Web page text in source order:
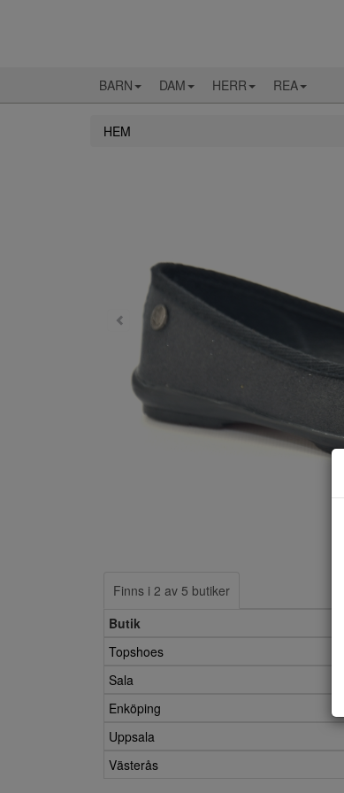
BARN DAM HERR REA
HEM
Finns i 2 av 5 butiker
Butik
Topshoes
Sala
Enköping
Uppsala
Västerås